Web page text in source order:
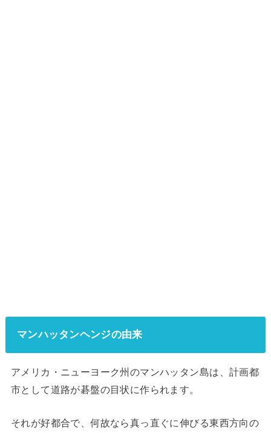
マンハッタンヘンジの由来
アメリカ・ニューヨーク州のマンハッタン島は、計画都
市として道路が碁盤の目状に作られます。
それが好都合で、何故なら真っ直ぐに伸びる東西方向の